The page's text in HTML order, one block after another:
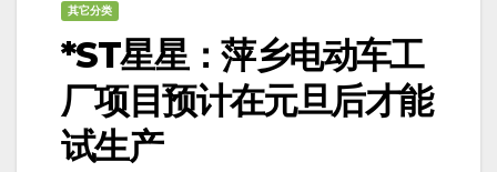
其它分类
*ST星星：萍乡电动车工
厂项目预计在元旦后才能
试生产